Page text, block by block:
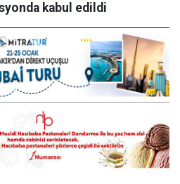
kabul edildi